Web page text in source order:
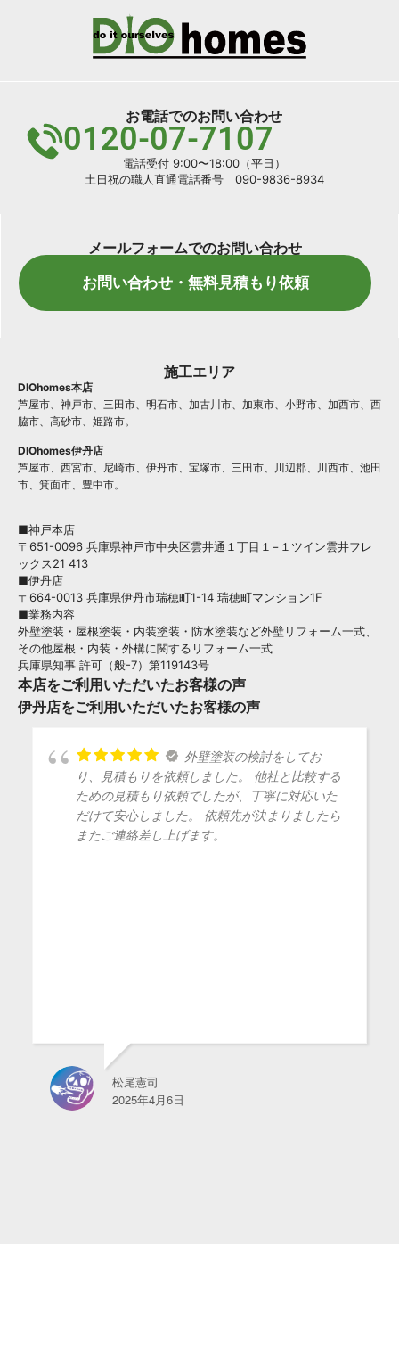
お電話でのお問い合わせ
0120-07-7107
電話受付 9:00〜18:00（平日）
土日祝の職人直通電話番号 090-9836-8934
メールフォームでのお問い合わせ
お問い合わせ・無料見積もり依頼
施工エリア
DIOhomes本店
芦屋市、神戸市、三田市、明石市、加古川市、加東市、小野市、加西市、西
脇市、高砂市、姫路市。
DIOhomes伊丹店
芦屋市、西宮市、尼崎市、伊丹市、宝塚市、三田市、川辺郡、川西市、池田
市、箕面市、豊中市。
■神戸本店
〒651-0096 兵庫県神戸市中央区雲井通１丁目１−１ツイン雲井フレ
ックス21 413
■伊丹店
〒664-0013 兵庫県伊丹市瑞穂町1-14 瑞穂町マンション1F
■業務内容
外壁塗装・屋根塗装・内装塗装・防水塗装など外壁リフォーム一式、
その他屋根・内装・外構に関するリフォーム一式
兵庫県知事 許可（般-7）第119143号
本店をご利用いただいたお客様の声
伊丹店をご利用いただいたお客様の声
外壁塗装の検討をしてお
り、見積もりを依頼しました。 他社と比較する
ための見積もり依頼でしたが、丁寧に対応いた
だけて安心しました。 依頼先が決まりましたら
またご連絡差し上げます。
松尾憲司
2025年4月6日